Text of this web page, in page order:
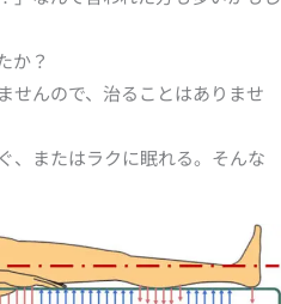
か？
せんので、治ることはありませ
、またはラクに眠れる。そんな